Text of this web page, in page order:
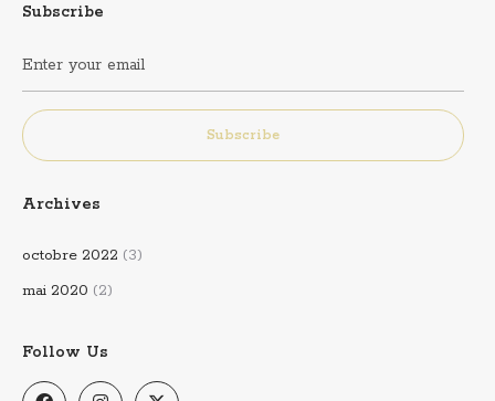
Subscribe
Subscribe
Archives
octobre 2022 (3)
mai 2020 (2)
Follow Us